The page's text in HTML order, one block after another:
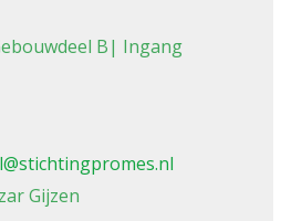
B| Ingang
Gijzen